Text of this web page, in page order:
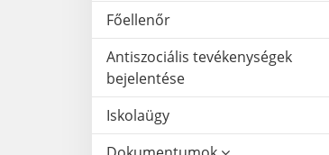
Főellenőr
Antiszociális tevékenységek
bejelentése
Iskolaügy